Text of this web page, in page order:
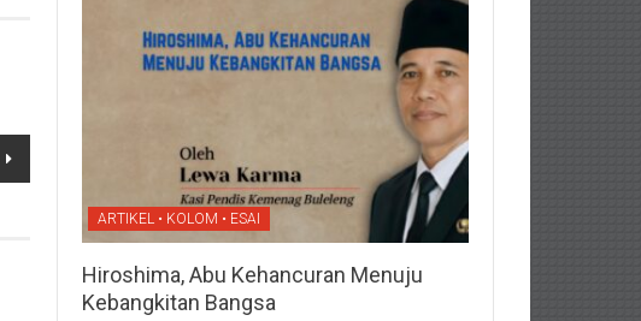
ARTIKEL • KOLOM • ESAI
Hiroshima, Abu Kehancuran Menuju
Kebangkitan Bangsa